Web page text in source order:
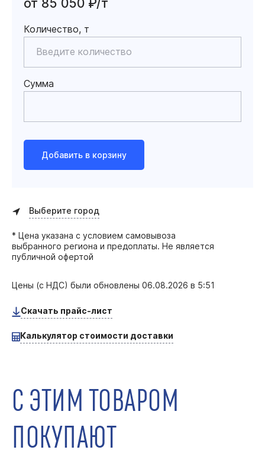
от 85 050 ₽/т
Количество, т
Сумма
Добавить в корзину
Выберите город
* Цена указана с условием самовывоза
выбранного региона и предоплаты. Не является
публичной офертой
Цены (с НДС) были обновлены 06.08.2026 в 5:51
Скачать прайс-лист
Калькулятор стоимости доставки
С ЭТИМ ТОВАРОМ
ПОКУПАЮТ